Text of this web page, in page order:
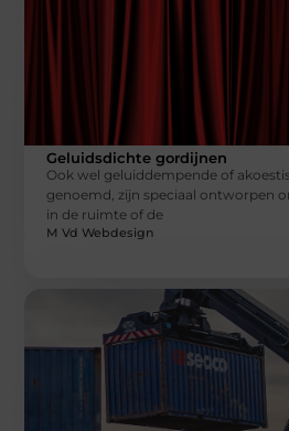
Geluidsdichte gordijnen
Ook wel geluiddempende of
genoemd, zijn speciaal ontworpen
in de ruimte of de
M Vd Webdesign